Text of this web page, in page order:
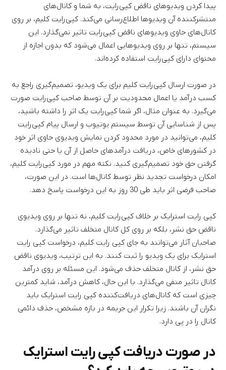
پیدا کردن ویدیوهای ناقض کپی‌رایت، به شما و کانال‌های
منتشرکننده آن ویدیوها اطلاع‌رسانی می‌کند. کپی‌رایت کلیم، بر روی
کانال‌های حاوی ویدیوهای ناقض کپی‌رایت تاثیر نمی‌گذارد. این
سیستم، تنها بر روی ویدیوهایی اعمال می‌شود که بدون اجازه از
محتوای دارای کپی‌‌رایت استفاده کرده‌اند.
در صورت ارسال کپی‌رایت کلیم برای یک ویدیو، تصمیم‌گیری راجع به
کسب درآمد یا اعمال محدودیت بر آن توسط صاحب کپی‌رایت صورت
می‌گیرد. به عنوان مثال، اگر شما کپی‌رایت یک اثر را داشته باشید،
پس از شناسایی آن توسط سیستم یوتیوب و ارسال پیام کپی‌رایت
کلیم، می‌توانید در مورد محدود کردن نمایش ویدیوی حاوی اثر خود
در کشورهای خاص، دریافت درآمدهای حاصل از آن یا حتی نادیده
گرفتن حق خود تصمیم‌گیری کنید. نکته مهم در مورد کپی‌رایت کلیم،
امکان درخواست تجدید نظر توسط کانال‌ها است. در این صورت،
صاحب فرضی اثر باید طی 30 روز به این درخواست پاسخ دهد.
کپی رایت استرایک بر خلاف کپی‌رایت کلیم، نه تنها بر روی ویدیوی
ناقض حق نشر، بلکه بر روی کل کانال متخلف تاثیر می‌گذارد.
صاحبان آثار می‌توانند به جای کپی رایت کلیم، درخواست کپی رایت
استرایک برای یک ویدیو را ثبت کنند. به این ترتیب، ویدیوی ناقض
حق نشر، از کانال متخلف حذف می‌شود. این مسئله بر روی درآمد
کانال تاثیر منفی می‌گذارد. با این حال، کاهش درآمد، شاید کمترین
چیزی است که کانال‌های دریافت‌کننده کپی رایت استرایک باید
نگران آن باشند. زیرا تکرار این جریمه در بازه مشخص، حذف دائمی
کانال را در پی دارد.
در صورت دریافت کپی رایت استرایک